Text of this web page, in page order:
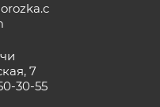
7
30-55